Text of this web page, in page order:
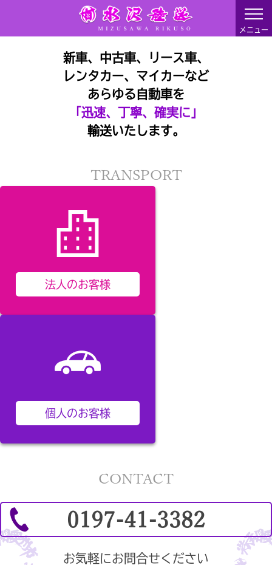
メニュー
新車、中古車、リース車、
レンタカー、マイカーなど
あらゆる自動車を
「迅速、丁寧、確実に」
輸送いたします。
法人のお客様
TRANSPORT
個人のお客様
CONTACT
0197-41-3382
お気軽にお問合せください